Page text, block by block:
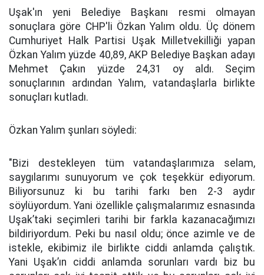
Uşak'ın yeni Belediye Başkanı resmi olmayan
sonuçlara göre CHP'li Özkan Yalım oldu. Üç dönem
Cumhuriyet Halk Partisi Uşak Milletvekilliği yapan
Özkan Yalım yüzde 40,89, AKP Belediye Başkan adayı
Mehmet Çakın yüzde 24,31 oy aldı. Seçim
sonuçlarının ardından Yalım, vatandaşlarla birlikte
sonuçları kutladı.
Özkan Yalım şunları söyledi:
"Bizi destekleyen tüm vatandaşlarımıza selam,
saygılarımı sunuyorum ve çok teşekkür ediyorum.
Biliyorsunuz ki bu tarihi farkı ben 2-3 aydır
söylüyordum. Yani özellikle çalışmalarımız esnasında
Uşak’taki seçimleri tarihi bir farkla kazanacağımızı
bildiriyordum. Peki bu nasıl oldu; önce azimle ve de
istekle, ekibimiz ile birlikte ciddi anlamda çalıştık.
Yani Uşak’ın ciddi anlamda sorunları vardı biz bu